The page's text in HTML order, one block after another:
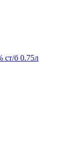
ст/б 0.75л